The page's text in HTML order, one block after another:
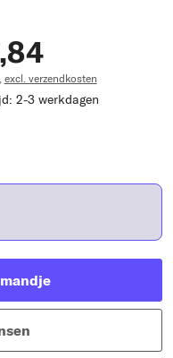
excl. verzendkosten
2-3 werkdagen